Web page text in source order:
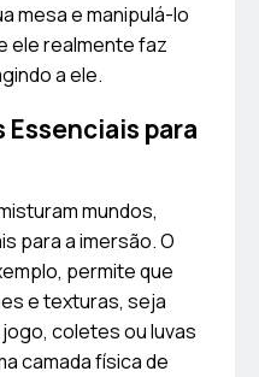
mesa e manipulá-lo
ele realmente faz
a ele.
para
mundos,
para a imersão. O
permite que
e texturas, seja
coletes ou luvas
camada física de